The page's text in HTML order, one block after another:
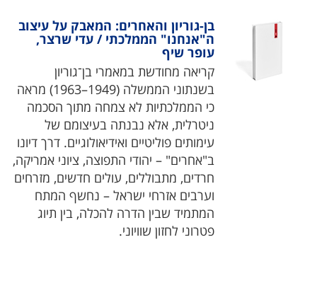
בן-גוריון והאחרים: המאבק על עיצוב
ה"אנחנו" הממלכתי / עדי שרצר,
עופר שיף
קריאה מחודשת במאמרי בן־גוריון
בשנתוני הממשלה (1949–1963) מראה
כי הממלכתיות לא צמחה מתוך הסכמה
ניטרלית, אלא נבנתה בעיצומם של
עימותים פוליטיים ואידיאולוגיים. דרך דיונו
ב"אחרים" – יהודי התפוצה, ציוני אמריקה,
חרדים, מתבוללים, עולים חדשים, מזרחים
וערבים אזרחי ישראל – נחשף המתח
המתמיד שבין הדרה להכלה, בין תיוג
פטרוני לחזון שוויוני.